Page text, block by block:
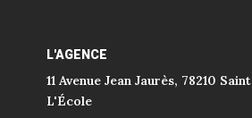
L'AGENCE
11 Avenue Jean Jaurès, 78210
L'École